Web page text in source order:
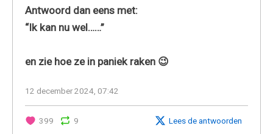
Antwoord dan eens met:
“Ik kan nu wel……”
en zie hoe ze in paniek raken 😉
12 december 2024, 07:42
399 9 Lees de antwoorden